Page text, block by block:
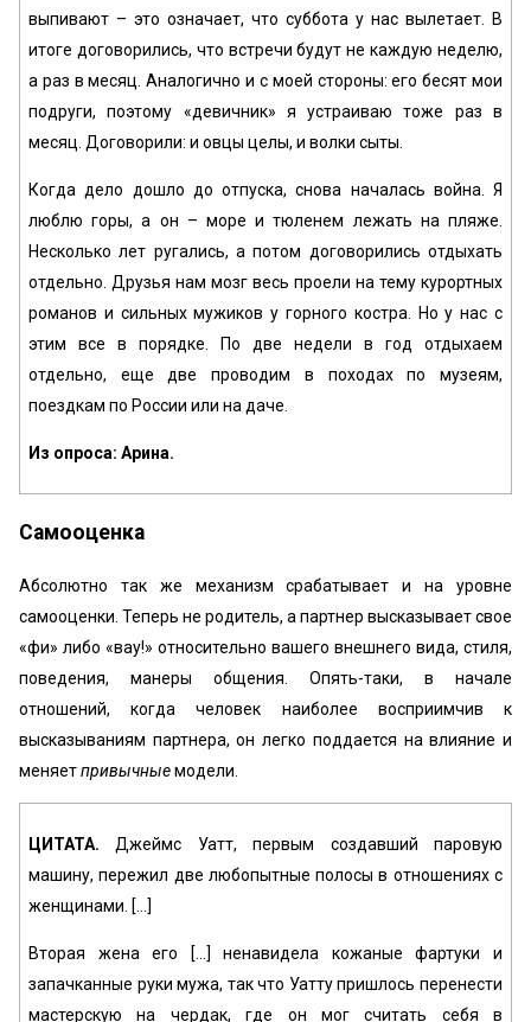
выпивают – это означает, что суббота у нас вылетает. В
итоге договорились, что встречи будут не каждую неделю,
а раз в месяц. Аналогично и с моей стороны: его бесят мои
подруги, поэтому «девичник» я устраиваю тоже раз в
месяц. Договорили: и овцы целы, и волки сыты.
Когда дело дошло до отпуска, снова началась война. Я
люблю горы, а он – море и тюленем лежать на пляже.
Несколько лет ругались, а потом договорились отдыхать
отдельно. Друзья нам мозг весь проели на тему курортных
романов и сильных мужиков у горного костра. Но у нас с
этим все в порядке. По две недели в год отдыхаем
отдельно, еще две проводим в походах по музеям,
поездкам по России или на даче.
Из опроса: Арина.
Самооценка
Абсолютно так же механизм срабатывает и на уровне
самооценки. Теперь не родитель, а партнер высказывает свое
«фи» либо «вау!» относительно вашего внешнего вида, стиля,
поведения, манеры общения. Опять-таки, в начале
отношений, когда человек наиболее восприимчив к
высказываниям партнера, он легко поддается на влияние и
меняетпривычныемодели.
ЦИТАТА.Джеймс Уатт, первым создавший паровую
машину, пережил две любопытные полосы в отношениях с
женщинами. [...]
Вторая жена его [...] ненавидела кожаные фартуки и
запачканные руки мужа, так что Уатту пришлось перенести
мастерскую на чердак, где он мог считать себя в